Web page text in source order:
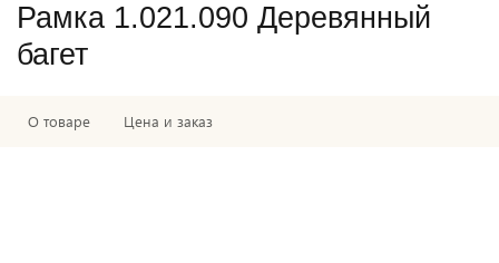
Рамка 1.021.090 Деревянный
багет
О товаре Цена и заказ